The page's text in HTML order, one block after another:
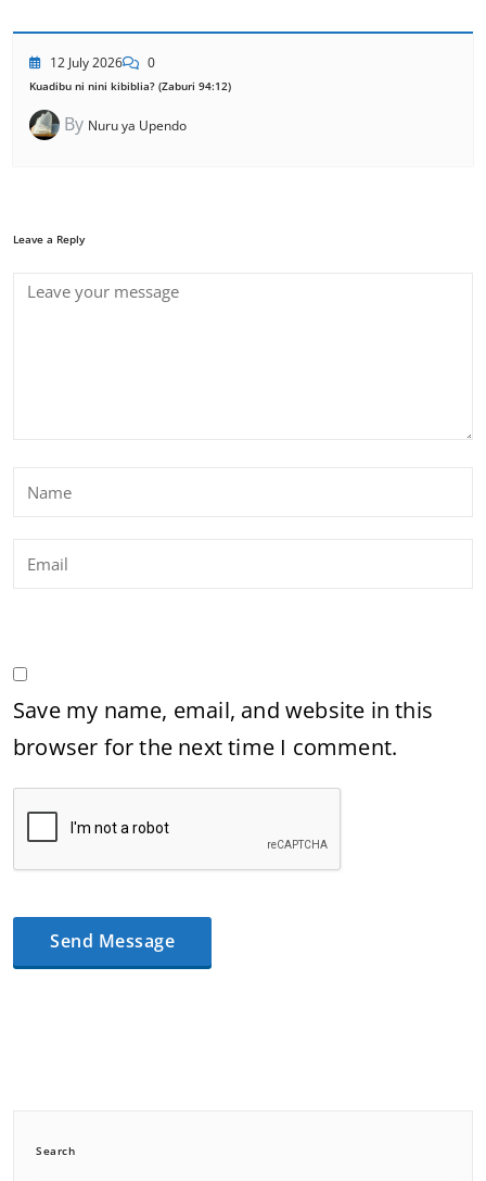
12 July 2026 0
Kuadibu ni nini kibiblia? (Zaburi 94:12)
By Nuru ya Upendo
Leave a Reply
Save my name, email, and website in this
browser for the next time I comment.
Search